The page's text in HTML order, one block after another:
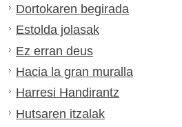
Dortokaren begirada
Estolda jolasak
Ez erran deus
Hacia la gran muralla
Harresi Handirantz
Hutsaren itzalak